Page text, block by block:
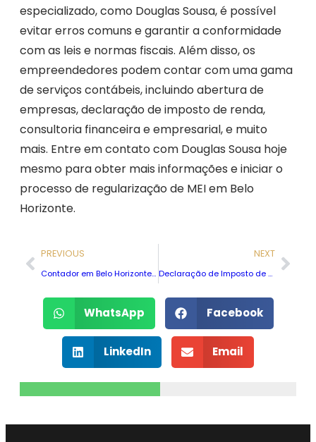
especializado, como Douglas Sousa, é possível
evitar erros comuns e garantir a conformidade
com as leis e normas fiscais. Além disso, os
empreendedores podem contar com uma gama
de serviços contábeis, incluindo abertura de
empresas, declaração de imposto de renda,
consultoria financeira e empresarial, e muito
mais. Entre em contato com Douglas Sousa hoje
mesmo para obter mais informações e iniciar o
processo de regularização de MEI em Belo
Horizonte.
PREVIOUS
Contador em Belo Horizonte especialista em abertura de empresas
NEXT
Declaração de Imposto de Renda em Belo Horizonte com atendimento online
WhatsApp Facebook
LinkedIn Email